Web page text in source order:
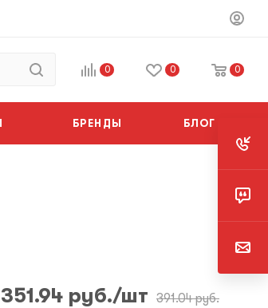
0 0 0
БРЕНДЫ БЛОГ
351.94 руб./шт 391.04руб.